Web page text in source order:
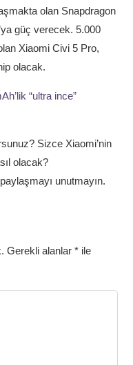
olan Snapdragon
güç verecek. 5.000
Xiaomi Civi 5 Pro,
olacak.
“ultra ince”
Sizce Xiaomi’nin
olacak?
unutmayın.
Gerekli alanlar *ile